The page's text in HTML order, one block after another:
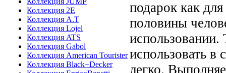
Коллекция 2E
Коллекция A.T
Коллекция Lojel
Коллекция ATS
Коллекция Gabol
Коллекция American Tourister
Коллекция Black+Decker
подарок как
половины
использовать
легко.